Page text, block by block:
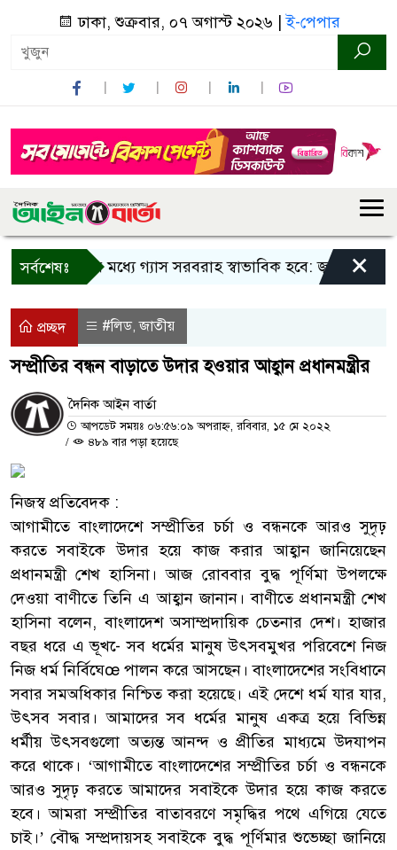
ঢাকা, শুক্রবার, ০৭ অগাস্ট ২০২৬ |ই-পেপার
সর্বশেষঃ
তিন দিনের মধ্যে গ্যাস সরবরাহ স্বাভাবিক হবে: জ্বালানি মন্ত্রী
×
প্রচ্ছদ #লিড,জাতীয়
সম্প্রীতির বন্ধন বাড়াতে উদার হওয়ার আহ্বান প্রধানমন্ত্রীর
দৈনিক আইন বার্তা
আপডেট সময়ঃ ০৬:৫৬:০৯ অপরাহ্ন, রবিবার, ১৫ মে ২০২২
/
৪৮৯ বার পড়া হয়েছে
নিজস্ব প্রতিবেদক :
আগামীতে বাংলাদেশে সম্প্রীতির চর্চা ও বন্ধনকে আরও সুদৃঢ়
করতে সবাইকে উদার হয়ে কাজ করার আহ্বান জানিয়েছেন
প্রধানমন্ত্রী শেখ হাসিনা। আজ রোববার বুদ্ধ পূর্ণিমা উপলক্ষে
দেওয়া বাণীতে তিনি এ আহ্বান জানান। বাণীতে প্রধানমন্ত্রী শেখ
হাসিনা বলেন, বাংলাদেশ অসাম্প্রদায়িক চেতনার দেশ। হাজার
বছর ধরে এ ভূখ-ে সব ধর্মের মানুষ উৎসবমুখর পরিবেশে নিজ
নিজ ধর্ম নির্বিঘেœ পালন করে আসছেন। বাংলাদেশের সংবিধানে
সবার সমঅধিকার নিশ্চিত করা হয়েছে। এই দেশে ধর্ম যার যার,
উৎসব সবার। আমাদের সব ধর্মের মানুষ একত্র হয়ে বিভিন্ন
ধর্মীয় উৎসবগুলো অত্যন্ত আনন্দ ও প্রীতির মাধ্যমে উদযাপন
করে থাকে। ‘আগামীতে বাংলাদেশের সম্প্রীতির চর্চা ও বন্ধনকে
আরও সুদৃঢ় করতে আমাদের সবাইকে উদার হয়ে কাজ করতে
হবে। আমরা সম্প্রীতির বাতাবরণে সমৃদ্ধির পথে এগিয়ে যেতে
চাই।’ বৌদ্ধ সম্প্রদায়সহ সবাইকে বুদ্ধ পূর্ণিমার শুভেচ্ছা জানিয়ে